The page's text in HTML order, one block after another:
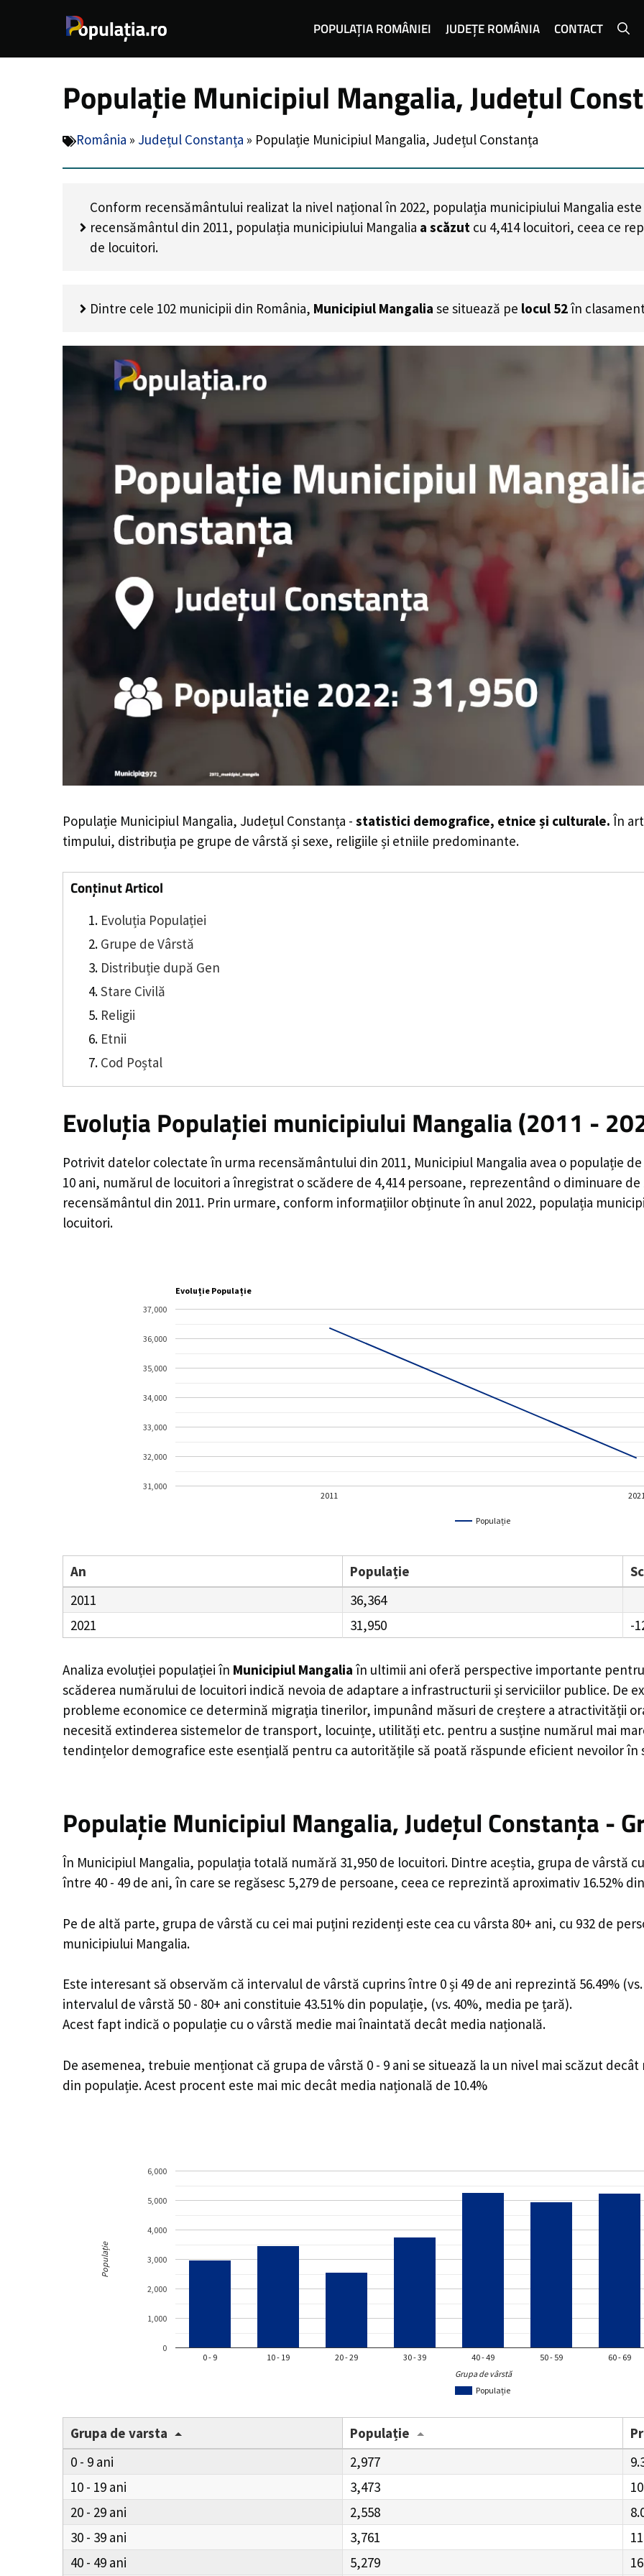
POPULAȚIA ROMÂNIEI JUDEȚE ROMÂNIA CONTACT
Populație Municipiul Mangalia, Județul
România » Județul Constanța » Populație Municipiul Mangalia, Județul Constanța
Conform recensământului realizat la nivel național în 2022, populația municipiului Mangalia
recensământul din 2011, populația municipiului Mangalia a scăzut cu 4,414locuitori, ceea ce
de locuitori.
Dintre cele 102 municipii din România, Municipiul Mangalia se situează pe locul 52în
Populație Municipiul Mangalia, Județul Constanța - statistici demografice, etnice și culturale. În
timpului, distribuția pe grupe de vârstă și sexe, religiile și etniile predominante.
Conținut Articol
Evoluția Populației
Grupe de Vârstă
Distribuție după Gen
Stare Civilă
Religii
Etnii
Cod Poștal
Evoluția Populației municipiului Mangalia (2011 -
Potrivit datelor colectate în urma recensământului din 2011, Municipiul Mangalia avea o populație de
10 ani, numărul de locuitori a înregistrat oscădere de 4,414persoane, reprezentând o diminuare de
recensământul din 2011. Prin urmare, conform informațiilor obținute în anul 2022, populația
locuitori.
Evoluție Populație
Populație
2011 2021
31,000
32,000
33,000
34,000
35,000
36,000
37,000
An Populație
2011
36,364
2021
31,950 -
Analiza evoluției populației în Municipiul Mangalia în ultimii ani oferă perspective importante
scăderea numărului de locuitori indică nevoia de adaptare a infrastructurii și serviciilor publice. De
probleme economice ce determină migrația tinerilor, impunând măsuri de creștere a atractivității
necesită extinderea sistemelor de transport, locuințe, utilități etc. pentru a susține numărul mai
tendințelor demografice este esențială pentru ca autoritățile să poată răspunde eficient nevoilor
Populație Municipiul Mangalia, Județul Constanța -
În Municipiul Mangalia, populația totală numără 31,950 de locuitori. Dintre aceștia, grupa de vârstă
între 40 - 49 de ani, în care se regăsesc 5,279 de persoane, ceea ce reprezintă aproximativ 16.52%
Pe de altă parte, grupa de vârstă cu cei mai puțini rezidenți este cea cu vârsta 80+ ani, cu 932 de
municipiului Mangalia.
Este interesant să observăm că intervalul de vârstă cuprins între 0 și 49 de ani reprezintă 56.49%
intervalul de vârstă 50 - 80+ ani constituie 43.51% din populație, (vs. 40%, media pe țară).
Acest fapt indică o populație cu o vârstă medie mai înaintată decât media națională.
De asemenea, trebuie menționat că grupa de vârstă 0 - 9 ani se situează la un nivel mai scăzut
din populație. Acest procent este mai mic decât media națională de 10.4%
Populație
0 - 9 10 - 19 20 - 29 30 - 39 40 - 49 50 - 59 60 - 69
0
1,000
2,000
3,000
4,000
5,000
6,000
Grupa de vârstă
Populație
Grupa de varsta Populație
0 - 9
2,977
10 - 19
3,473
20 - 29
2,558
30 - 39
3,761
40 - 49
5,279